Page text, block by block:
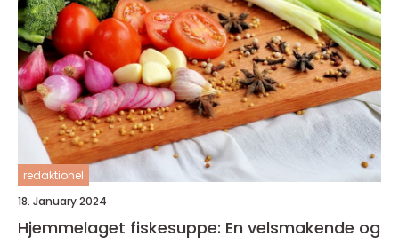
redaktionel
18. January 2024
Hjemmelaget fiskesuppe: En velsmakende og